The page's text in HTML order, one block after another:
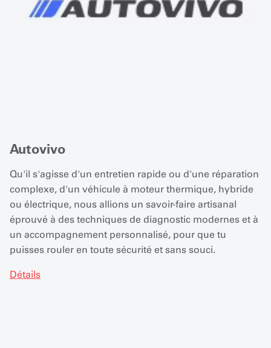
Autovivo
Qu'il s'agisse d'un entretien rapide ou d'une réparation
complexe, d'un véhicule à moteur thermique, hybride
ou électrique, nous allions un savoir-faire artisanal
éprouvé à des techniques de diagnostic modernes et à
un accompagnement personnalisé, pour que tu
puisses rouler en toute sécurité et sans souci.
Détails